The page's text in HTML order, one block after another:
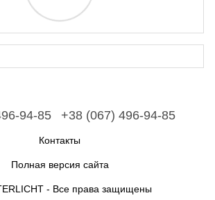
94-85 +38 (067) 496-94-85
Контакты
Полная версия сайта
- Все права защищены